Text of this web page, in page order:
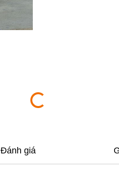
Đánh giá